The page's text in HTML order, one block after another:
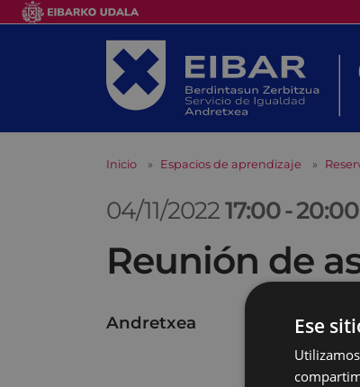
Inicio Espacios de aprendizaje
04/11/202217:00-20:00
Reunión de
Andretxea Ese